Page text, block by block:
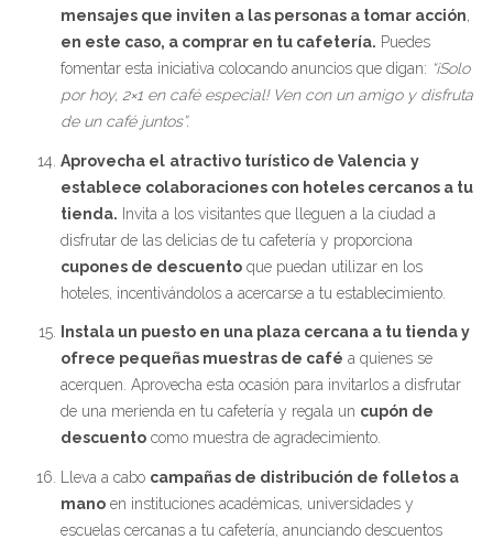
mensajes que inviten a las personas a tomar acción
en este caso, a comprar en tu cafetería. Puedes
fomentar esta iniciativa colocando anuncios que digan: “¡Solo
por hoy, 2×1 en café especial! Ven con un amigo y disfruta
de un café juntos”.
Aprovecha el atractivo turístico de Valencia y
establece colaboraciones con hoteles cercanos a tu
tienda. Invita a los visitantes que lleguen a la ciudad a
disfrutar de las delicias de tu cafetería y proporciona
cupones de descuento que puedan utilizar en los
hoteles, incentivándolos a acercarse a tu establecimiento.
Instala un puesto en una plaza cercana a tu tienda y
ofrece pequeñas muestras de café a quienes se
acerquen. Aprovecha esta ocasión para invitarlos a disfrutar
de una merienda en tu cafetería y regala un cupón de
descuento como muestra de agradecimiento.
Lleva a cabo campañas de distribución de folletos a
mano en instituciones académicas, universidades y
escuelas cercanas a tu cafetería, anunciando descuentos